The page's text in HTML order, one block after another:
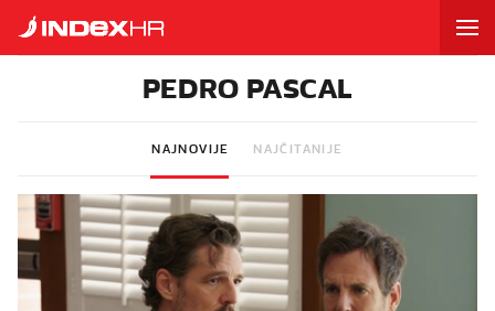
PEDRO PASCAL
NAJNOVIJE NAJČITANIJE